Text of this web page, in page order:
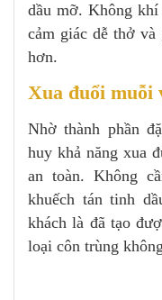
dầu mỡ. Không khí
cảm giác dễ thở
hơn.
Xua đuổi muỗi
Nhờ thành phần
huy khả năng xua
an toàn. Không
khuếch tán tinh
khách là đã tạo
loại côn trùng